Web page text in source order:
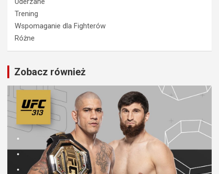
Trening
Wspomaganie dla Fighterów
Różne
Zobacz również